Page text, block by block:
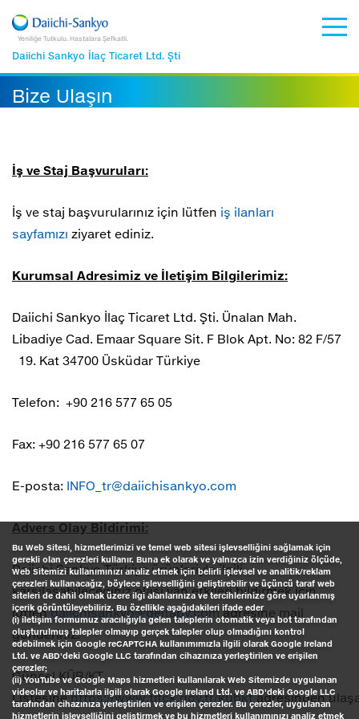
Yeniliğe Tutkulu. Hastalara Şefkatli.
Daiichi Sankyo İlaç Ticaret Ltd. Şti
Bize Ulaşın
İş ve Staj Başvuruları:
İş ve staj başvurularınız için lütfen iş ilanları
sayfamızı ziyaret ediniz.
Kurumsal Adresimiz ve İletişim Bilgilerimiz:
Daiichi Sankyo İlaç Ticaret Ltd. Şti. Ünalan Mah.
Libadiye Cad. Emaar Square Sit. F Blok Apt. No: 82 F/57
19. Kat 34700 Üsküdar Türkiye
Telefon: +90 216 577 65 05
Fax: +90 216 577 65 07
E-posta: INFO_tr@daiichisankyo.com
Advers Olay Bildirimi:
Daiichi Sankyo Türkiye ürünleriyle ilgili
karşılaşabileceğiniz olası yan etkileri bildirmek için
lütfendaiichisankyo@deltapv.com adresine mail
gönderiniz.
Güncel KÜB/KT
Listesinehttps://www.titck.gov.tr/kubktadresinden
Bu Web Sitesi, hizmetlerimizi ve temel web sitesi işlevselliğini sağlamak için
gerekli olan çerezleri kullanır. Buna ek olarak ve yalnızca izin verdiğiniz ölçüde,
Web Sitemizi kullanımınızı analiz etmek için belirli işlevsel ve analitik/reklam
çerezleri kullanacağız, böylece işlevselliğini geliştirebilir ve üçüncü taraf web
siteleri de dahil olmak üzere ilgi alanlarınıza ve tercihlerinize göre uyarlanmış
içerik görüntüleyebiliriz. Bu özellikle aşağıdakileri ifade eder
(i) iletişim formumuz aracılığıyla gelen taleplerin otomatik veya bot tarafından
oluşturulmuş talepler olmayıp gerçek talepler olup olmadığını kontrol
edebilmek için Google reCAPTCHA kullanımımızla ilgili olarak Google Ireland
Ltd. ve ABD'deki Google LLC tarafından cihazınıza yerleştirilen ve erişilen
çerezler;
(ii) YouTube ve Google Maps hizmetleri kullanılarak Web Sitemizde uygulanan
videolar ve haritalarla ilgili olarak Google Ireland Ltd. ve ABD'deki Google LLC
tarafından cihazınıza yerleştirilen ve erişilen çerezler. Bu çerezler, uygulanan
hizmetlerin işlevselliğini geliştirmek ve bu hizmetleri kullanımınızı analiz etmek